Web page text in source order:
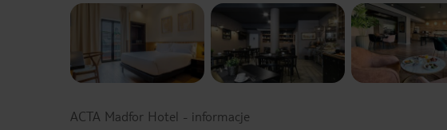
Previous slide
ACTA Madfor Hotel - informacje